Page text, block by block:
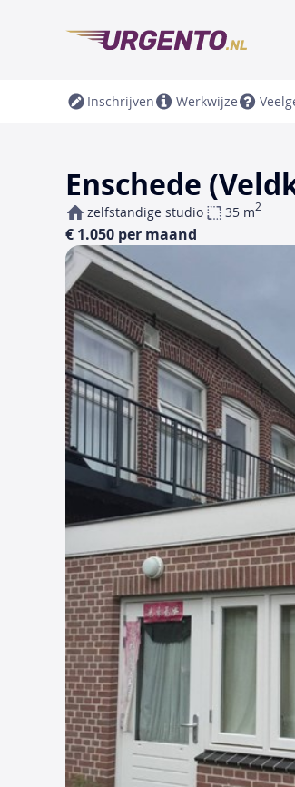
Inschrijven Werkwijze
Enschede
zelfstandige studio 35 m2
€ 1.050 per maand